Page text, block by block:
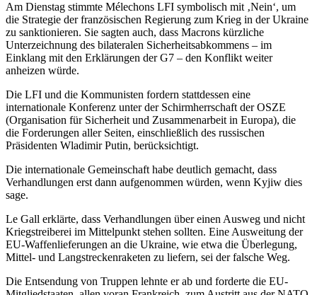
Am Dienstag stimmte Mélechons LFI symbolisch mit ‚Nein‘, um
die Strategie der französischen Regierung zum Krieg in der Ukraine
zu sanktionieren. Sie sagten auch, dass Macrons kürzliche
Unterzeichnung des bilateralen Sicherheitsabkommens – im
Einklang mit den Erklärungen der G7 – den Konflikt weiter
anheizen würde.
Die LFI und die Kommunisten fordern stattdessen eine
internationale Konferenz unter der Schirmherrschaft der OSZE
(Organisation für Sicherheit und Zusammenarbeit in Europa), die
die Forderungen aller Seiten, einschließlich des russischen
Präsidenten Wladimir Putin, berücksichtigt.
Die internationale Gemeinschaft habe deutlich gemacht, dass
Verhandlungen erst dann aufgenommen würden, wenn Kyjiw dies
sage.
Le Gall erklärte, dass Verhandlungen über einen Ausweg und nicht
Kriegstreiberei im Mittelpunkt stehen sollten. Eine Ausweitung der
EU-Waffenlieferungen an die Ukraine, wie etwa die Überlegung,
Mittel- und Langstreckenraketen zu liefern, sei der falsche Weg.
Die Entsendung von Truppen lehnte er ab und forderte die EU-